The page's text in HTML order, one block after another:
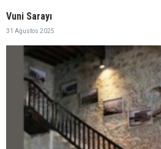
Vuni Sarayı
31 Ağustos 2025